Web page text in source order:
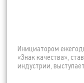
Инициатором
«Знак качества»,
индустрии,